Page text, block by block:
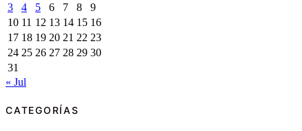
3
4 5 6 7 8
9
10 11 12 13 14 15 16
17 18 19 20 21 22 23
24 25 26 27 28 29 30
31
« Jul
CATEGORÍAS